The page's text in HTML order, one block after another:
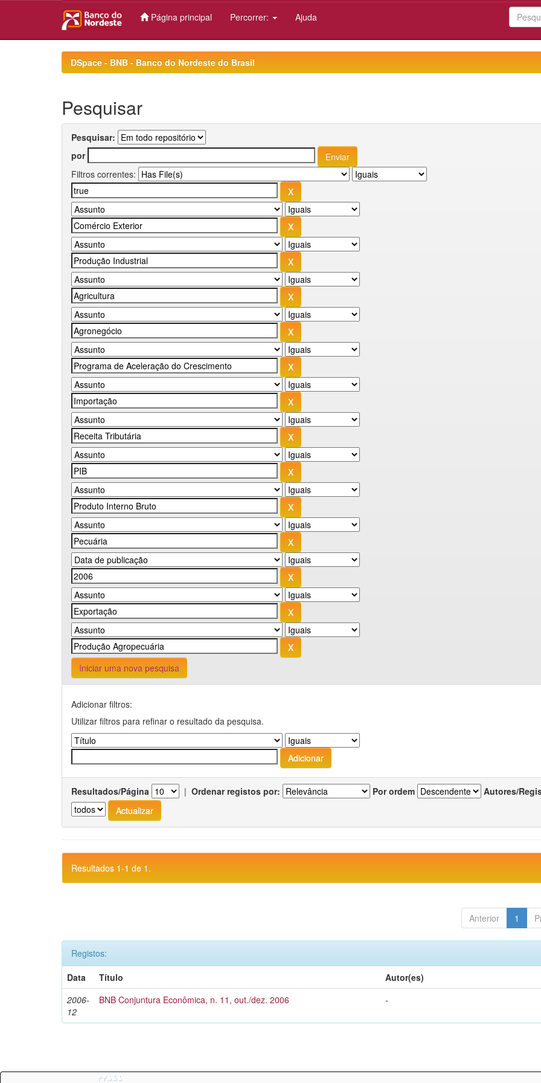
Página principal Percorrer: Ajuda
DSpace - BNB - Banco do Nordeste do Brasil
Pesquisar
Pesquisar:
por
Filtros correntes:
Iniciar uma nova pesquisa
Adicionar filtros:
Utilizar filtros para refinar o resultado da pesquisa.
Resultados/Página | Ordenar registos por: Por ordem Autores/
Resultados 1-1 de 1.
Anterior 1
Registos:
Data
Título
Autor(es)
2006-
12
BNB Conjuntura Econômica, n. 11, out./dez. 2006 -